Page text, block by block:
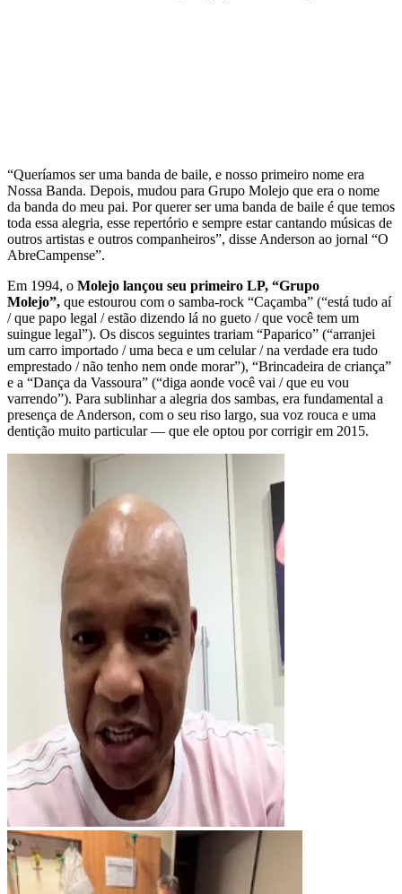
“Queríamos ser uma banda de baile, e nosso primeiro nome era
Nossa Banda. Depois, mudou para Grupo Molejo que era o nome
da banda do meu pai. Por querer ser uma banda de baile é que temos
toda essa alegria, esse repertório e sempre estar cantando músicas de
outros artistas e outros companheiros”, disse Anderson ao jornal “O
AbreCampense”.
Em 1994, o Molejo lançou seu primeiro LP, “Grupo
Molejo”, que estourou com o samba-rock “Caçamba” (“está tudo aí
/ que papo legal / estão dizendo lá no gueto / que você tem um
suingue legal”). Os discos seguintes trariam “Paparico” (“arranjei
um carro importado / uma beca e um celular / na verdade era tudo
emprestado / não tenho nem onde morar”), “Brincadeira de criança”
e a “Dança da Vassoura” (“diga aonde você vai / que eu vou
varrendo”). Para sublinhar a alegria dos sambas, era fundamental a
presença de Anderson, com o seu riso largo, sua voz rouca e uma
dentição muito particular — que ele optou por corrigir em 2015.